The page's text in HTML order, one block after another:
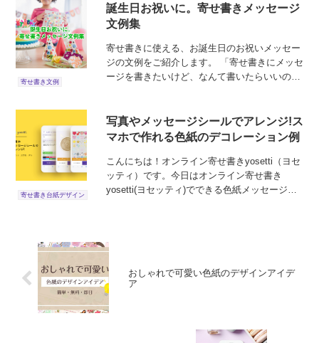
☆ ...
寄せ書き文例
誕生日お祝いに。寄せ書きメッセージ
文例集
寄せ書きに使える、お誕生日のお祝いメッセー
ジの文例をご紹介します。 「寄せ書きにメッセ
ージを書きたいけど、なんて書いたらいいのか
寄せ書き台紙デザイン
写真やメッセージシールでアレンジ!ス
マホで作れる色紙のデコレーション例
こんにちは！オンライン寄せ書きyosetti（ヨセ
ッティ）です。今日はオンライン寄せ書き
yosetti(ヨセッティ)でできる色紙メッセージの
おしゃれで可愛い色紙のデザインアイデ
ア